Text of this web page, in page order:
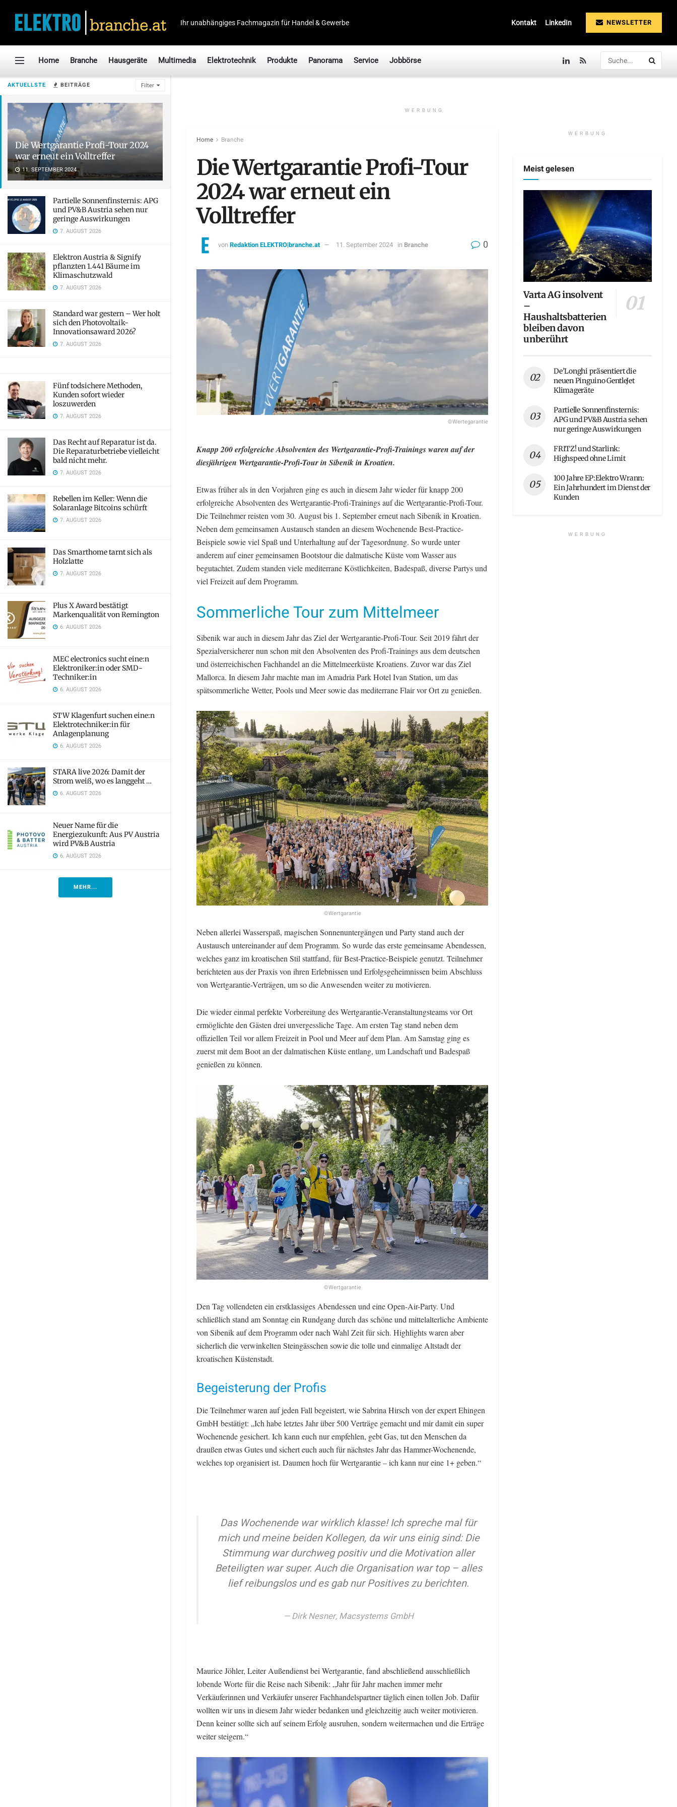
AKTUELLSTE BEITRÄGE Filter
Die Wertgarantie Profi-Tour 2024
war erneut ein Volltreffer
11. SEPTEMBER 2024
Partielle Sonnenfinsternis: APG
und PV&B Austria sehen nur
geringe Auswirkungen
7. AUGUST 2026
Elektron Austria & Signify
pflanzten 1.441 Bäume im
Klimaschutzwald
7. AUGUST 2026
Standard war gestern – Wer holt
sich den Photovoltaik-
Innovationsaward 2026?
7. AUGUST 2026
Fünf todsichere Methoden,
Kunden sofort wieder
loszuwerden
7. AUGUST 2026
Das Recht auf Reparatur ist da.
Die Reparaturbetriebe vielleicht
bald nicht mehr.
7. AUGUST 2026
Rebellen im Keller: Wenn die
Solaranlage Bitcoins schürft
7. AUGUST 2026
Das Smarthome tarnt sich als
Holzlatte
7. AUGUST 2026
Plus X Award bestätigt
Markenqualität von Remington
6. AUGUST 2026
MEC electronics sucht eine:n
Elektroniker:in oder SMD-
Techniker:in
6. AUGUST 2026
STW Klagenfurt suchen eine:n
Elektrotechniker:in für
Anlagenplanung
6. AUGUST 2026
STARA live 2026: Damit der
Strom weiß, wo es langgeht …
6. AUGUST 2026
Neuer Name für die
Energiezukunft: Aus PV Austria
wird PV&B Austria
6. AUGUST 2026
MEHR...
Ihr unabhängiges Fachmagazin für Handel & Gewerbe Kontakt LinkedIn NEWSLETTER
Home Branche Hausgeräte Multimedia Elektrotechnik Produkte Panorama Service Jobbörse
WERBUNG
Home Branche
Die Wertgarantie Profi-Tour
2024 war erneut ein
Volltreffer
vonRedaktion ELEKTRO|branche.at 11. September 2024 in Branche 0
©Wertegarantie
Knapp 200 erfolgreiche Absolventen des Wertgarantie-Profi-Trainings waren auf der
diesjährigen Wertgarantie-Profi-Tour in Sibenik in Kroatien.
Etwas früher als in den Vorjahren ging es auch in diesem Jahr wieder für knapp 200
erfolgreiche Absolventen des Wertgarantie-Profi-Trainings auf die Wertgarantie-Profi-Tour.
Die Teilnehmer reisten vom 30. August bis 1. September erneut nach Sibenik in Kroatien.
Neben dem gemeinsamen Austausch standen an diesem Wochenende Best-Practice-
Beispiele sowie viel Spaß und Unterhaltung auf der Tagesordnung. So wurde unter
anderem auf einer gemeinsamen Bootstour die dalmatische Küste vom Wasser aus
begutachtet. Zudem standen viele mediterrane Köstlichkeiten, Badespaß, diverse Partys und
viel Freizeit auf dem Programm.
Sommerliche Tour zum Mittelmeer
Sibenik war auch in diesem Jahr das Ziel der Wertgarantie-Profi-Tour. Seit 2019 fährt der
Spezialversicherer nun schon mit den Absolventen des Profi-Trainings aus dem deutschen
und österreichischen Fachhandel an die Mittelmeerküste Kroatiens. Zuvor war das Ziel
Mallorca. In diesem Jahr machte man im Amadria Park Hotel Ivan Station, um das
spätsommerliche Wetter, Pools und Meer sowie das mediterrane Flair vor Ort zu genießen.
©Wertgarantie
Neben allerlei Wasserspaß, magischen Sonnenuntergängen und Party stand auch der
Austausch untereinander auf dem Programm. So wurde das erste gemeinsame Abendessen,
welches ganz im kroatischen Stil stattfand, für Best-Practice-Beispiele genutzt. Teilnehmer
berichteten aus der Praxis von ihren Erlebnissen und Erfolgsgeheimnissen beim Abschluss
von Wertgarantie-Verträgen, um so die Anwesenden weiter zu motivieren.
Die wieder einmal perfekte Vorbereitung des Wertgarantie-Veranstaltungsteams vor Ort
ermöglichte den Gästen drei unvergessliche Tage. Am ersten Tag stand neben dem
offiziellen Teil vor allem Freizeit in Pool und Meer auf dem Plan. Am Samstag ging es
zuerst mit dem Boot an der dalmatischen Küste entlang, um Landschaft und Badespaß
genießen zu können.
©Wertgarantie
Den Tag vollendeten ein erstklassiges Abendessen und eine Open-Air-Party. Und
schließlich stand am Sonntag ein Rundgang durch das schöne und mittelalterliche Ambiente
von Sibenik auf dem Programm oder nach Wahl Zeit für sich. Highlights waren aber
sicherlich die verwinkelten Steingässchen sowie die tolle und einmalige Altstadt der
kroatischen Küstenstadt.
Begeisterung der Profis
Die Teilnehmer waren auf jeden Fall begeistert, wie Sabrina Hirsch von der expert Ehingen
GmbH bestätigt: „Ich habe letztes Jahr über 500 Verträge gemacht und mir damit ein super
Wochenende gesichert. Ich kann euch nur empfehlen, gebt Gas, tut den Menschen da
draußen etwas Gutes und sichert euch auch für nächstes Jahr das Hammer-Wochenende,
welches top organisiert ist. Daumen hoch für Wertgarantie – ich kann nur eine 1+ geben.“
Das Wochenende war wirklich klasse! Ich spreche mal für
mich und meine beiden Kollegen, da wir uns einig sind: Die
Stimmung war durchweg positiv und die Motivation aller
Beteiligten war super. Auch die Organisation war top – alles
lief reibungslos und es gab nur Positives zu berichten.
Dirk Nesner, Macsystems GmbH
Maurice Jöhler, Leiter Außendienst bei Wertgarantie, fand abschließend ausschließlich
lobende Worte für die Reise nach Sibenik: „Jahr für Jahr machen immer mehr
Verkäuferinnen und Verkäufer unserer Fachhandelspartner täglich einen tollen Job. Dafür
wollten wir uns in diesem Jahr wieder bedanken und gleichzeitig auch weiter motivieren.
Denn keiner sollte sich auf seinem Erfolg ausruhen, sondern weitermachen und die Erträge
weiter steigern.“
WERBUNG
Meist gelesen
Varta AG insolvent
–
Haushaltsbatterien
bleiben davon
unberührt
De’Longhi präsentiert die
neuen Pinguino GentleJet
Klimageräte
Partielle Sonnenfinsternis:
APG und PV&B Austria sehen
nur geringe Auswirkungen
FRITZ! und Starlink:
Highspeed ohne Limit
100 Jahre EP:Elektro Wrann:
Ein Jahrhundert im Dienst der
Kunden
WERBUNG